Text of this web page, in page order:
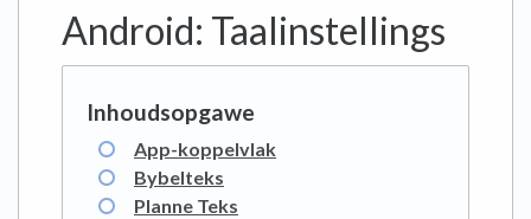
Android: Taalinstellings
App-koppelvlak
Bybelteks
Planne Teks